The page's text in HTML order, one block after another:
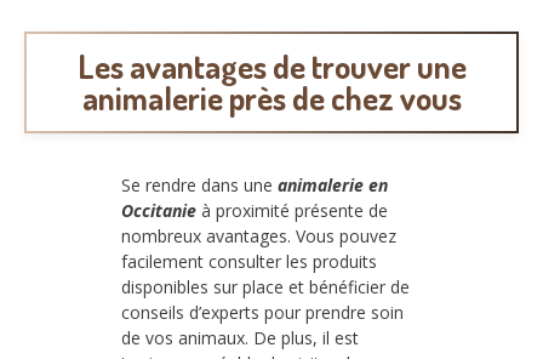
Les avantages de trouver une
animalerie près de chez vous
Se rendre dans une animalerie en
Occitanie à proximité présente de
nombreux avantages. Vous pouvez
facilement consulter les produits
disponibles sur place et bénéficier de
conseils d’experts pour prendre soin
de vos animaux. De plus, il est